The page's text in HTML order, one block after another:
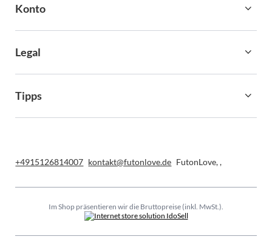
Konto
Legal
Tipps
+4915126814007 kontakt@futonlove.de FutonLove,,
Im Shop präsentieren wir die Bruttopreise (inkl. MwSt.).